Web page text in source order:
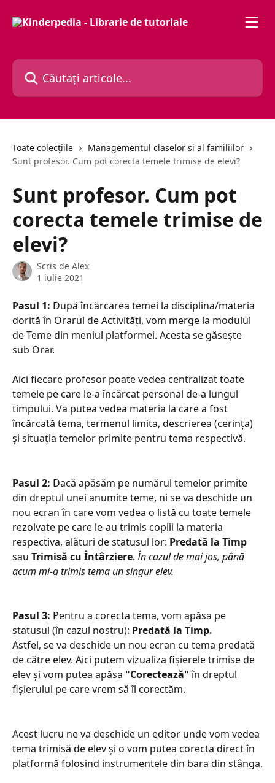
Căutați articole...
Toate colecțiile
Managementul claselor si al familiilor
Sunt profesor. Cum pot corecta temele trimise de elevi?
Sunt profesor. Cum pot
corecta temele trimise de
elevi?
Scris de Alex
1 iulie 2021
Pasul 1: După încărcarea temei la disciplina/materia
dorită în Orarul de Activități, vom merge la modulul
de Teme din meniul platformei. Acesta se găsește
sub Orar.
Aici fiecare profesor poate vedea centralizat toate
temele pe care le-a încărcat personal de-a lungul
timpului. Va putea vedea materia la care a fost
încărcată tema, termenul limita, descrierea (cerința)
și situația temelor primite pentru tema respectivă.
Pasul 2: Dacă apăsăm pe numărul temelor primite
din dreptul unei anumite teme, ni se va deschide un
nou ecran în care vom vedea o listă cu toate temele
rezolvate pe care le-au trimis copiii la materia
respectiva, alături de statusul lor: Predată la Timp
sau Trimisă cu Întârziere. În cazul de mai jos, până
acum mi-a trimis tema un singur elev.
Pasul 3: Pentru a corecta tema, vom apăsa pe
statusul (în cazul nostru): Predată la Timp.
Astfel, se va deschide un nou ecran cu tema predată
de către elev. Aici putem vizualiza fișierele trimise de
elev și vom putea apăsa "Corectează" în dreptul
fișierului pe care vrem să îl corectăm.
Acest lucru ne va deschide un editor unde vom vedea
tema trimisă de elev și o vom putea corecta direct în
platformă folosind instrumentele din bara din stânga.